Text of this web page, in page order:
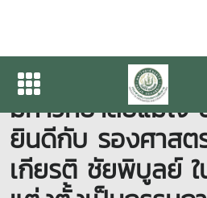
คณะสารสนเทศแล
มหาวิทยาลัยแม่โจ้
ยินดีกับ รองศาสต
เกียรติ ชัยพิบูลย์ ใ